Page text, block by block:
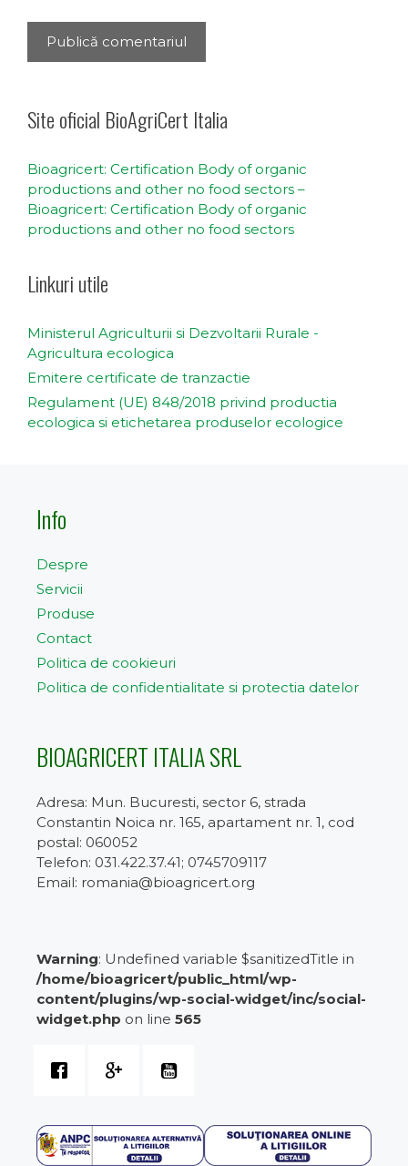
Site oficial BioAgriCert Italia
Bioagricert: Certification Body of organic
productions and other no food sectors –
Bioagricert: Certification Body of organic
productions and other no food sectors
Linkuri utile
Ministerul Agriculturii si Dezvoltarii Rurale -
Agricultura ecologica
Emitere certificate de tranzactie
Regulament (UE) 848/2018 privind productia
ecologica si etichetarea produselor ecologice
Info
Despre
Servicii
Produse
Contact
Politica de cookieuri
Politica de confidentialitate si protectia datelor
BIOAGRICERT ITALIA SRL
Adresa: Mun. Bucuresti, sector 6, strada
Constantin Noica nr. 165, apartament nr. 1, cod
postal: 060052
Telefon: 031.422.37.41; 0745709117
Email: romania@bioagricert.org
Warning: Undefined variable $sanitizedTitle in
/home/bioagricert/public_html/wp-
content/plugins/wp-social-widget/inc/social-
widget.php on line 565